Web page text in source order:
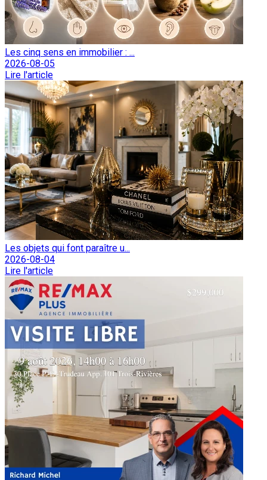
Les cinq sens en immobilier : ...
2026-08-05
Lire l'article
Les objets qui font paraître u...
2026-08-04
Lire l'article